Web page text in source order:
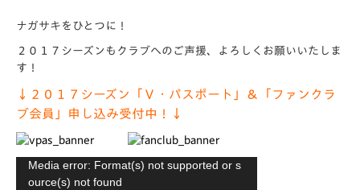
ナガサキをひとつに！
２０１７シーズンもクラブへのご声援、よろしくお願いいたしま
す！
↓２０１７シーズン「Ｖ・パスポート」＆「ファンクラ
ブ会員」申し込み受付中！↓
Media error: Format(s) not supported or s
ource(s) not found